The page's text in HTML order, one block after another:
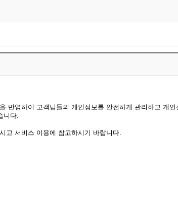
반영하여 고객님들의 개인정보를 안전하게 관리하고 개인
니다.
고 서비스 이용에 참고하시기 바랍니다.